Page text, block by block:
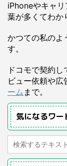
iPhoneやキャ
葉が多くてわか
かつての私のよ
す。
ドコモで契約
ビュー依頼や
ーム まで。
気になるワー